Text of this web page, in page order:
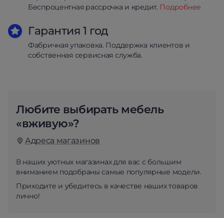
Беспроцентная рассрочка и кредит. Подробнее
Гарантия 1 год
Фабричная упаковка. Поддержка клиентов и
собственная сервисная служба.
Любите выбирать мебель
«вживую»?
Адреса магазинов
В наших уютных магазинах для вас с большим
вниманием подобраны самые популярные модели.
Приходите и убедитесь в качестве наших товаров
лично!